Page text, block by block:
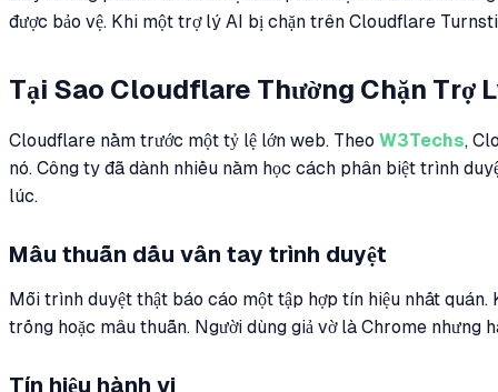
được bảo vệ. Khi một trợ lý AI bị chặn trên Cloudflare
Tại Sao Cloudflare Thường Chặn Trợ
Cloudflare nằm trước một tỷ lệ lớn web. Theo W3Techs,
nó. Công ty đã dành nhiều năm học cách phân biệt trình
lúc.
Mâu thuẫn dấu vân tay trình duyệt
Mỗi trình duyệt thật báo cáo một tập hợp tín hiệu nhất
trống hoặc mâu thuẫn. Người dùng giả vờ là Chrome
Tín hiệu hành vi